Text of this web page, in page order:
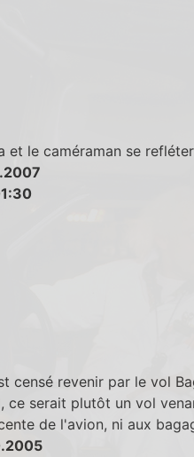
et le caméraman se
censé revenir par le vol
ce serait plutôt un vol
de l'avion, ni aux